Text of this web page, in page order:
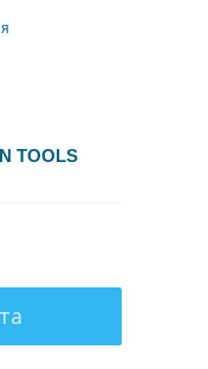
TOOLS